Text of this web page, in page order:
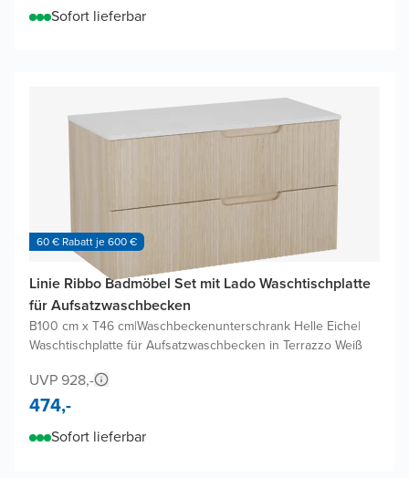
Sofort lieferbar
60 € Rabatt je 600 €
Linie Ribbo Badmöbel Set mit Lado Waschtischplatte
für Aufsatzwaschbecken
B100 cm x T46 cm|Waschbeckenunterschrank Helle Eiche|
Waschtischplatte für Aufsatzwaschbecken in Terrazzo Weiß
UVP 928,-
474,-
Sofort lieferbar